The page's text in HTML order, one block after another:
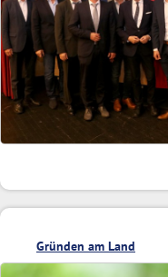
Gründen am Land